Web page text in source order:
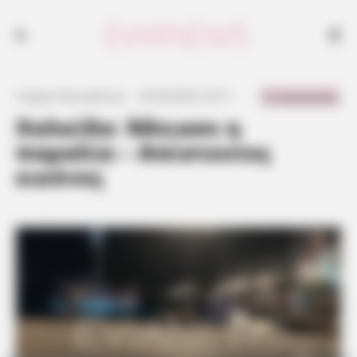
Χαλκίδα: Άδειασε η
παραλία – Απίστευτες
εικόνες